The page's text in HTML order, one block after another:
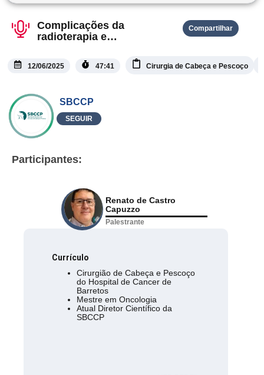
Complicações da
radioterapia e
Compartilhar
12/06/2025 47:41 Cirurgia de Cabeça e Pescoço
SBCCP
SEGUIR
Participantes:
Renato de Castro
Capuzzo
Palestrante
Currículo
Cirurgião de Cabeça e Pescoço
do Hospital de Cancer de
Barretos
Mestre em Oncologia
Atual Diretor Científico da
SBCCP